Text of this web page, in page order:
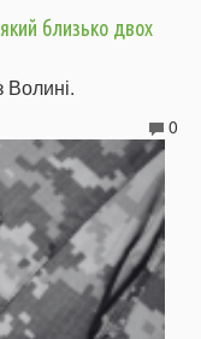
близько двох
Волині.
0